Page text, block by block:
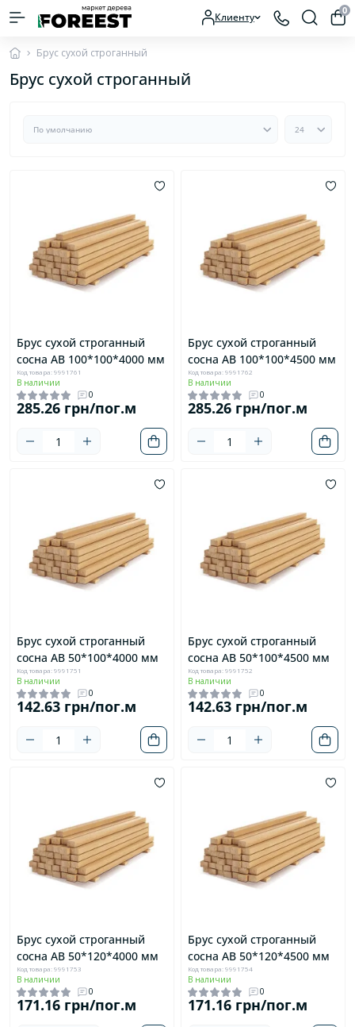
Клиенту 0
Брус сухой строганный
Брус сухой строганный
Брус сухой строганный
сосна AB 100*100*4000 мм
Код товара: 9991761
В наличии
0
285.26 грн/пог.м
Брус сухой строганный
сосна AB 100*100*4500 мм
Код товара: 9991762
В наличии
0
285.26 грн/пог.м
Брус сухой строганный
сосна AB 50*100*4000 мм
Код товара: 9991751
В наличии
0
142.63 грн/пог.м
Брус сухой строганный
сосна AB 50*100*4500 мм
Код товара: 9991752
В наличии
0
142.63 грн/пог.м
Брус сухой строганный
сосна AB 50*120*4000 мм
Код товара: 9991753
В наличии
0
171.16 грн/пог.м
Брус сухой строганный
сосна AB 50*120*4500 мм
Код товара: 9991754
В наличии
0
171.16 грн/пог.м